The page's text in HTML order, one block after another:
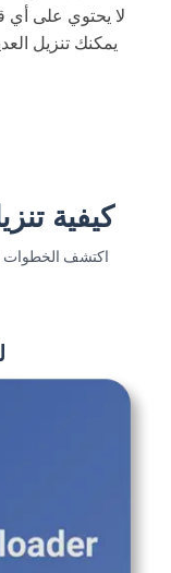
يمكنك تنزيل
كيفية
اكتشف الخطوات